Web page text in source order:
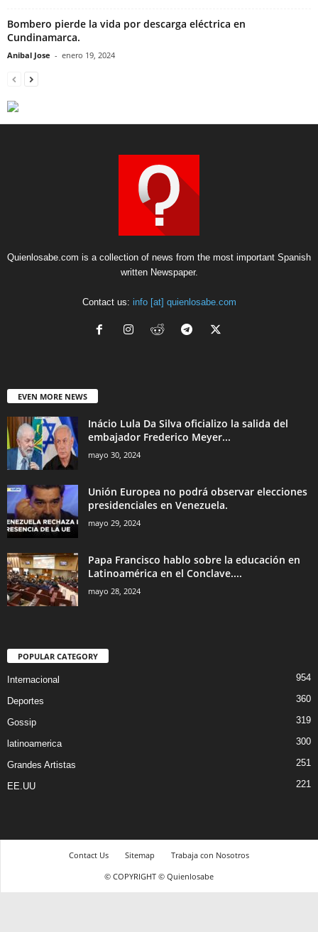
Bombero pierde la vida por descarga eléctrica en
Cundinamarca.
Anibal Jose - enero 19, 2024
Quienlosabe.com is a collection of news from the most important Spanish
written Newspaper.
Contact us: info [at] quienlosabe.com
EVEN MORE NEWS
Inácio Lula Da Silva oficializo la salida del
embajador Frederico Meyer...
mayo 30, 2024
Unión Europea no podrá observar elecciones
presidenciales en Venezuela.
mayo 29, 2024
Papa Francisco hablo sobre la educación en
Latinoamérica en el Conclave....
mayo 28, 2024
POPULAR CATEGORY
Internacional 954
Deportes 360
Gossip 319
latinoamerica 300
Grandes Artistas 251
EE.UU 221
Contact Us Sitemap
Trabaja con Nosotros
© COPYRIGHT © Quienlosabe